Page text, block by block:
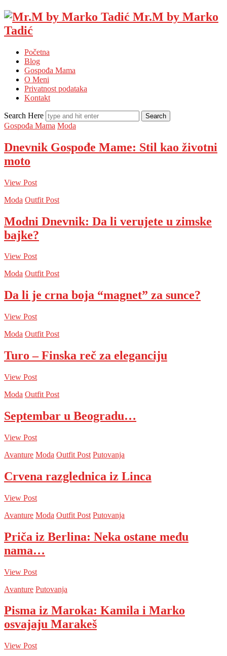
Mr.M by Marko
Tadić
Početna
Blog
Gospođa Mama
O Meni
Privatnost podataka
Kontakt
Search Here
Gospođa Mama Moda
Dnevnik Gospođe Mame: Stil kao životni
moto
View Post
Moda Outfit Post
Modni Dnevnik: Da li verujete u zimske
bajke?
View Post
Moda Outfit Post
Da li je crna boja “magnet” za sunce?
View Post
Moda Outfit Post
Turo – Finska reč za eleganciju
View Post
Moda Outfit Post
Septembar u Beogradu…
View Post
Avanture Moda Outfit Post Putovanja
Crvena razglednica iz Linca
View Post
Avanture Moda Outfit Post Putovanja
Priča iz Berlina: Neka ostane među
nama…
View Post
Avanture Putovanja
Pisma iz Maroka: Kamila i Marko
osvajaju Marakeš
View Post